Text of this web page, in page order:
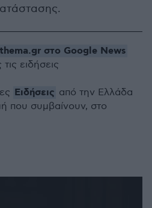
στο Google News
ειδήσεις
Ειδήσεις από την Ελλάδα
που συμβαίνουν, στο